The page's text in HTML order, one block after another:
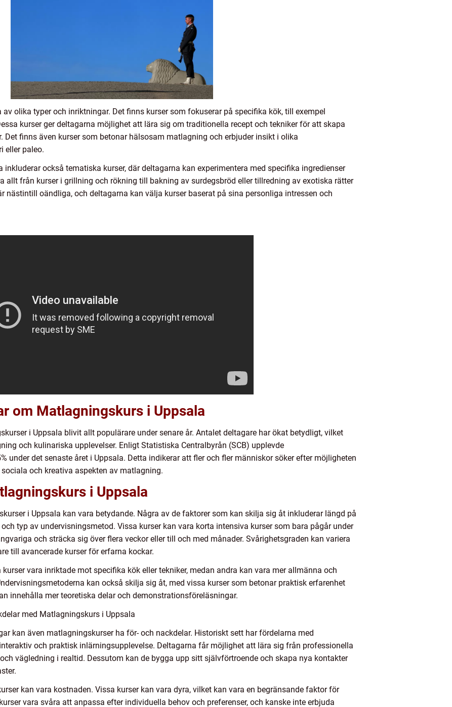
olika typer och inriktningar. Det finns kurser som fokuserar på specifika kök, till exempel
kurser ger deltagarna möjlighet att lära sig om traditionella recept och tekniker för att skapa
Det finns även kurser som betonar hälsosam matlagning och erbjuder insikt i olika
eller paleo.
också tematiska kurser, där deltagarna kan experimentera med specifika ingredienser
allt från kurser i grillning och rökning till bakning av surdegsbröd eller tillredning av exotiska rätter
nästintill oändliga, och deltagarna kan välja kurser baserat på sina personliga intressen och
om Matlagningskurs i Uppsala
i Uppsala blivit allt populärare under senare år. Antalet deltagare har ökat betydligt, vilket
och kulinariska upplevelser. Enligt Statistiska Centralbyrån (SCB) upplevde
under det senaste året i Uppsala. Detta indikerar att fler och fler människor söker efter möjligheten
och kreativa aspekten av matlagning.
i Uppsala
i Uppsala kan vara betydande. Några av de faktorer som kan skilja sig åt inkluderar längd på
typ av undervisningsmetod. Vissa kurser kan vara korta intensiva kurser som bara pågår under
och sträcka sig över flera veckor eller till och med månader. Svårighetsgraden kan variera
till avancerade kurser för erfarna kockar.
vara inriktade mot specifika kök eller tekniker, medan andra kan vara mer allmänna och
kan också skilja sig åt, med vissa kurser som betonar praktisk erfarenhet
innehålla mer teoretiska delar och demonstrationsföreläsningar.
med Matlagningskurs i Uppsala
kan även matlagningskurser ha för- och nackdelar. Historiskt sett har fördelarna med
och praktisk inlärningsupplevelse. Deltagarna får möjlighet att lära sig från professionella
vägledning i realtid. Dessutom kan de bygga upp sitt självförtroende och skapa nya kontakter
kan vara kostnaden. Vissa kurser kan vara dyra, vilket kan vara en begränsande faktor för
vara svåra att anpassa efter individuella behov och preferenser, och kanske inte erbjuda